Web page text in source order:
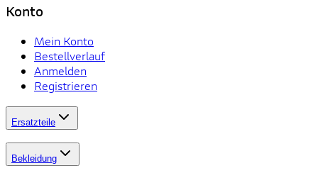
Konto
Mein Konto
Bestellverlauf
Anmelden
Registrieren
Ersatzteile
Bekleidung